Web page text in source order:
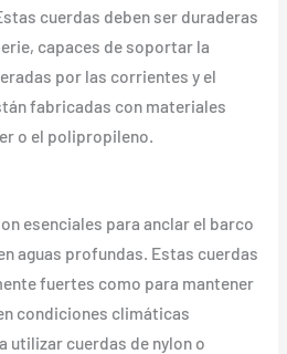
cuerdas deben ser duraderas
capaces de soportar la
por las corrientes y el
fabricadas con materiales
o el polipropileno.
esenciales para anclar el barco
aguas profundas. Estas cuerdas
fuertes como para mantener
condiciones climáticas
utilizar cuerdas de nylon o